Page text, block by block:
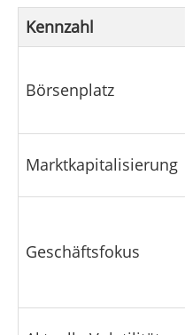
Kennzahl
Börsenplatz
Marktkapitalisierung
Geschäftsfokus